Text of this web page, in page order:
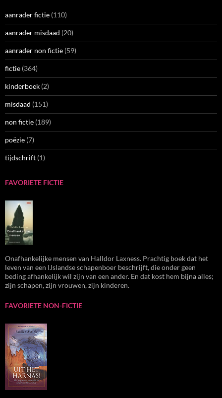
aanrader fictie (110)
aanrader misdaad (20)
aanrader non fictie (59)
fictie (364)
kinderboek (2)
misdaad (151)
non fictie (189)
poëzie (7)
tijdschrift (1)
FAVORIETE FICTIE
Onafhankelijke mensen van Halldor Laxness. Prachtig boek dat het
leven van een IJslandse schapenboer beschrijft, die onder geen
beding afhankelijk wil zijn van een ander. En dat kost hem bijna alles;
zijn schapen, zijn vrouwen, zijn kinderen.
FAVORIETE NON-FICTIE